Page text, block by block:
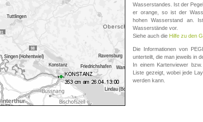
Wasserstandes. Ist der
er orange, so ist der
hohen Wasserstand an.
Wasserstände vor.
Siehe auch die Hilfe zu den
Die Informationen von
unterteilt, die man jeweils in
In einem Kartenviewer
Liste gezeigt, wobei jede
werden kann.